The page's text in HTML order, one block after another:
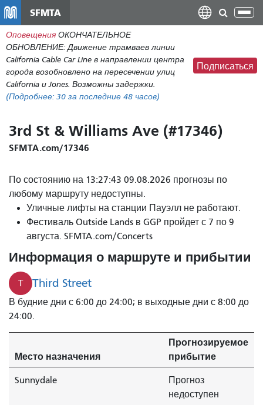
содержанию
SFMTA
Оповещения ОКОНЧАТЕЛЬНОЕ
ОБНОВЛЕНИЕ: Движение трамваев линии
California Cable Car Line в направлении центра
города возобновлено на пересечении улиц
California и Jones. Возможны задержки.
(Подробнее: 30 за последние 48 часов)
Подписаться
3rd St & Williams Ave (#17346)
SFMTA.com/17346
По состоянию на 13:27:43 09.08.2026 прогнозы по
любому маршруту недоступны.
Уличные лифты на станции Пауэлл не работают.
Фестиваль Outside Lands в GGP пройдет с 7 по 9
августа. SFMTA.com/Concerts
Информация о маршруте и прибытии
T Third Street
В будние дни с 6:00 до 24:00; в выходные дни с 8:00 до
24:00.
Место назначения
Прогнозируемое
прибытие
Sunnydale
Прогноз
недоступен